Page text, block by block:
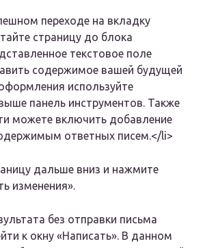
переходе на вкладку
страницу до блока
текстовое поле
содержимое вашей будущей
используйте
панель инструментов. Также
можете включить добавление
ответных писем.</li>
дальше вниз и нажмите
изменения».
без отправки письма
к окну «Написать». В данном